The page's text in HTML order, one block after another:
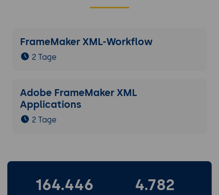
FrameMaker XML-Workflow
2 Tage
Adobe FrameMaker XML
Applications
2 Tage
164.446 4.782